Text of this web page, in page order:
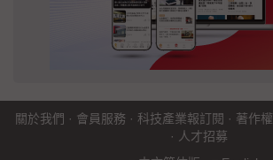
關於我們 · 會員服務 · 科技產業報訂閱 · 著作權
· 人才招募